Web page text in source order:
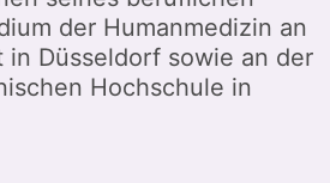
der Humanmedizin an
Düsseldorf sowie an der
Hochschule in